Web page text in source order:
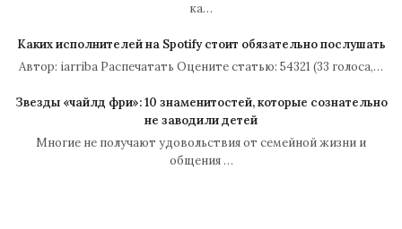
ка…
Каких исполнителей на Spotify стоит обязательно послушать
Автор: iarriba Распечатать Оцените статью: 54321 (33 голоса,…
Звезды «чайлд фри»: 10 знаменитостей, которые сознательно
не заводили детей
Многие не получают удовольствия от семейной жизни и
общения …